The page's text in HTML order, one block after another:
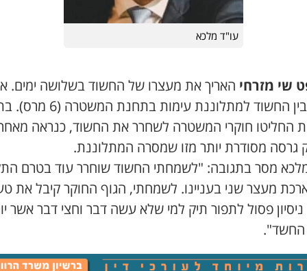
עו"ד מלכא
שי מזרחי האריך את מעצרו של החשוד בשלושה ימים.
נערך בין החשוד למתלוננת עימות בתחנת
החליטו חוקרי המשטרה לשחרר את החשוד, כנראה
גרסה מסודרת יותר מזו שמסרה המתלוננת.
מסר בתגובה: "לשמחתי החשוד שוחרר עוד בטרם
מעצר שני בעניינו. לשמחתי, הגוף החוקר קיבל את
ניסיון פסול לתפור תיק למי שלא עשה דבר וחצי דבר אשר
החשד".